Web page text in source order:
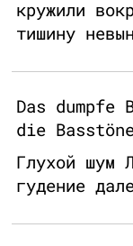
кружили
тишину
Das dumpfe
die
Глухой шум
гудение